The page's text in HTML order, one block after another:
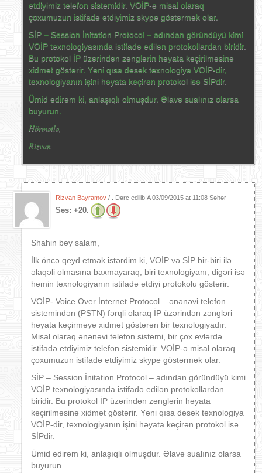
etdiyimiz telefon sistemidir. VOİP-ə misal olaraq
çoxumuzun istifadə etdiyimiz skype göstərmək olar.
SİP – Session İnitation Protocol – adından göründüyü kimi
VOİP texnologiyasında istifadə edilən protokollardan biridir.
Bu protokol İP üzərindən zənglərin həyata keçirilməsinə
xidmət göstərir. Yəni qısa desək texnologiya VOİP-dir,
texnologiyanın işini həyata keçirən protokol isə SİPdir.
Ümid edirəm ki, anlaşıqlı olmuşdur. Əlavə sualınız olarsa
buyurun.
Hörmətlə,
Rizvan
Rizvan Bayramov / . Dərc edilib:A03/09/2015 at 11:08 Səhər
Səs: +20.
Shahin bəy salam,
İlk öncə qeyd etmək istərdim ki, VOİP və SİP bir-biri ilə
əlaqəli olmasına baxmayaraq, biri texnologiyanı, digəri isə
həmin texnologiyanın istifadə etdiyi protokolu göstərir.
VOİP- Voice Over İnternet Protocol – ənənəvi telefon
sistemindən (PSTN) fərqli olaraq İP üzərindən zəngləri
həyata keçirməyə xidmət göstərən bir texnologiyadır.
Misal olaraq ənənəvi telefon sistemi, bir çox evlərdə
istifadə etdiyimiz telefon sistemidir. VOİP-ə misal olaraq
çoxumuzun istifadə etdiyimiz skype göstərmək olar.
SİP – Session İnitation Protocol – adından göründüyü kimi
VOİP texnologiyasında istifadə edilən protokollardan
biridir. Bu protokol İP üzərindən zənglərin həyata
keçirilməsinə xidmət göstərir. Yəni qısa desək texnologiya
VOİP-dir, texnologiyanın işini həyata keçirən protokol isə
SİPdir.
Ümid edirəm ki, anlaşıqlı olmuşdur. Əlavə sualınız olarsa
buyurun.